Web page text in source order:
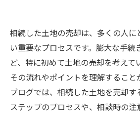
相続した土地の売却は、多くの人に
い重要なプロセスです。膨大な手続
ど、特に初めて土地の売却を考えて
その流れやポイントを理解すること
ブログでは、相続した土地を売却す
ステップのプロセスや、相談時の注